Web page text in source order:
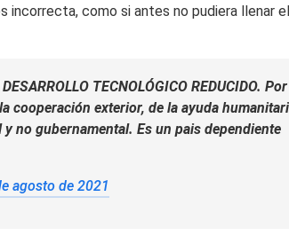
incorrecta, como si antes no pudiera llenar
TECNOLÓGICO REDUCIDO.
cooperación exterior, de la ayuda
no gubernamental. Es un pais dependiente
agosto de 2021